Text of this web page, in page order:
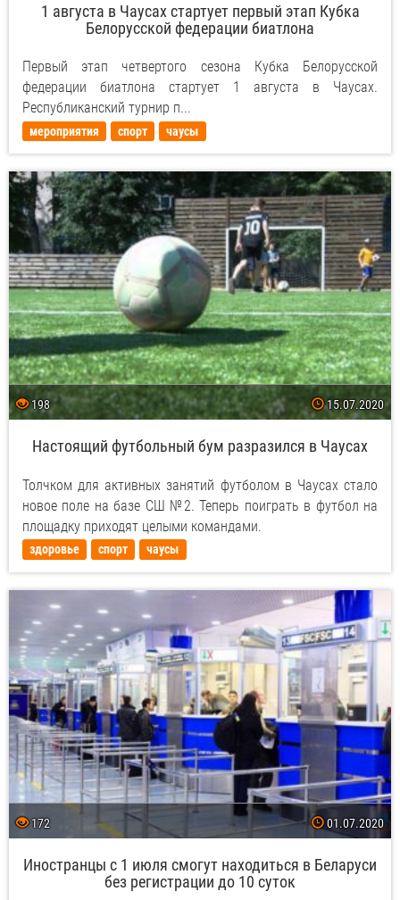
1 августа в Чаусах стартует первый этап Кубка
Белорусской федерации биатлона
Первый этап четвертого сезона Кубка Белорусской
федерации биатлона стартует 1 августа в Чаусах.
Республиканский турнир п...
мероприятия спорт чаусы
198 15.07.2020
Настоящий футбольный бум разразился в Чаусах
Толчком для активных занятий футболом в Чаусах стало
новое поле на базе СШ №2. Теперь поиграть в футбол на
площадку приходят целыми командами.
здоровье спорт чаусы
172 01.07.2020
Иностранцы с 1 июля смогут находиться в Беларуси
без регистрации до 10 суток